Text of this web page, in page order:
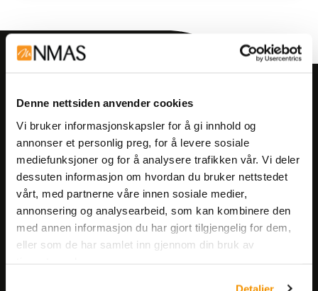
Denne nettsiden anvender cookies
Vi bruker informasjonskapsler for å gi innhold og
annonser et personlig preg, for å levere sosiale
mediefunksjoner og for å analysere trafikken vår. Vi deler
dessuten informasjon om hvordan du bruker nettstedet
vårt, med partnerne våre innen sosiale medier,
annonsering og analysearbeid, som kan kombinere den
med annen informasjon du har gjort tilgjengelig for dem,
eller som de har samlet inn gjennom din bruk av
Detaljer
Meld deg på vårt nyhetsbrev!
arrangementer og kampanjer.
Meld på nyhetsbrev